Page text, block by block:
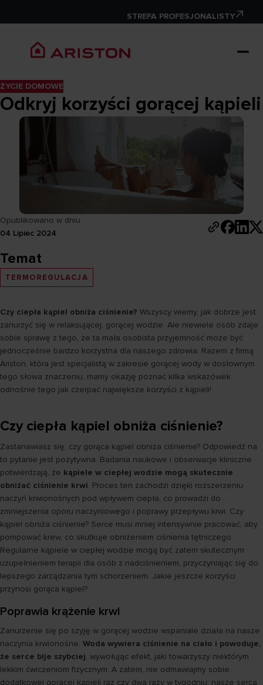
STREFA PROFESJONALISTY
ŻYCIE DOMOWE
Odkryj korzyści gorącej kąpieli
Opublikowano w dniu
04 Lipiec 2024
Temat
TERMOREGULACJA
Czy ciepła kąpiel obniża ciśnienie? Wszyscy wiemy, jak dobrze jest
zanurzyć się w relaksującej, gorącej wodzie. Ale niewiele osób zdaje
sobie sprawę z tego, że ta mała osobista przyjemność może być
jednocześnie bardzo korzystna dla naszego zdrowia. Razem z firmą
Ariston, która jest specjalistą w zakresie gorącej wody w dosłownym
tego słowa znaczeniu, mamy okazję poznać kilka wskazówek
odnośnie tego jak czerpać największe korzyści z kąpieli!
Czy ciepła kąpiel obniża ciśnienie?
Zastanawiasz się, czy gorąca kąpiel obniża ciśnienie? Odpowiedź na
to pytanie jest pozytywna. Badania naukowe i obserwacje kliniczne
potwierdzają, że kąpiele w ciepłej wodzie mogą skutecznie
obniżać ciśnienie krwi. Proces ten zachodzi dzięki rozszerzeniu
naczyń krwionośnych pod wpływem ciepła, co prowadzi do
zmniejszenia oporu naczyniowego i poprawy przepływu krwi. Czy
kąpiel obniża ciśnienie? Serce musi mniej intensywnie pracować, aby
pompować krew, co skutkuje obniżeniem ciśnienia tętniczego.
Regularne kąpiele w ciepłej wodzie mogą być zatem skutecznym
uzupełnieniem terapii dla osób z nadciśnieniem, przyczyniając się do
lepszego zarządzania tym schorzeniem. Jakie jeszcze korzyści
przynosi gorąca kąpiel?
Poprawia krążenie krwi
Zanurzenie się po szyję w gorącej wodzie wspaniale działa na nasze
naczynia krwionośne. Woda wywiera ciśnienie na ciało i powoduje,
że serce bije szybciej, wywołując efekt, jaki towarzyszy niektórym
lekkim ćwiczeniom fizycznym. A zatem, nie odmawiajmy sobie
dodatkowej gorącej kąpieli raz czy dwa razy w tygodniu: nasze serca